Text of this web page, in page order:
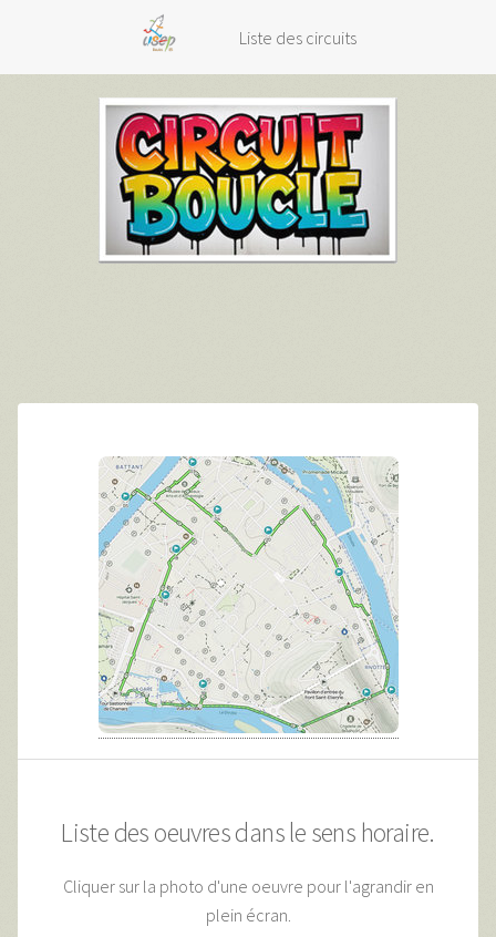
Liste des circuits
Liste des oeuvres dans le sens horaire.
Cliquer sur la photo d'une oeuvre pour l'agrandir en
plein écran.